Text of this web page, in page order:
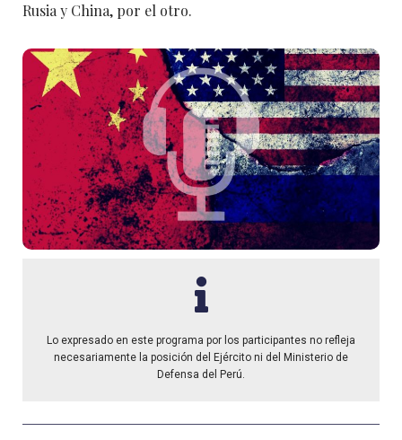
Rusia y China, por el otro.
Lo expresado en este programa por los participantes no refleja
necesariamente la posición del Ejército ni del Ministerio de
Defensa del Perú.